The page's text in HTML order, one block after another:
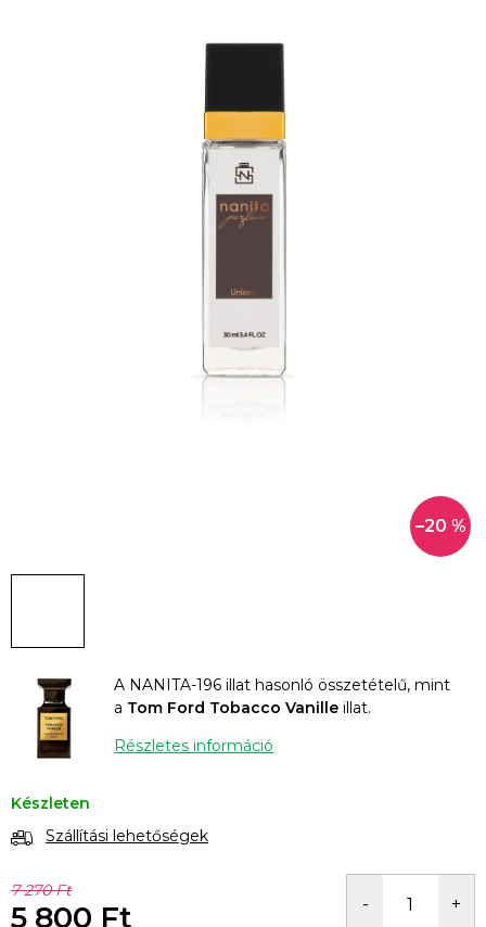
–20 %
A NANITA-196 illat hasonló összetételű, mint
a Tom Ford Tobacco Vanille illat.
Részletes információ
Készleten
Szállítási lehetőségek
7 270 Ft
5 800 Ft